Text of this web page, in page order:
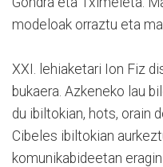
modeloak orraztu eta
XXI. lehiaketari Ion Fiz
bukaera. Azkeneko lau
du ibiltokian, hots, orain
Cibeles ibiltokian
komunikabideetan